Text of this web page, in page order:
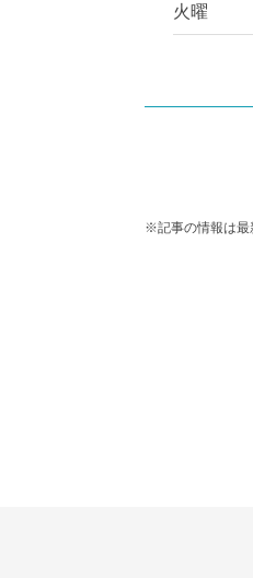
火曜
※記事の情報は最